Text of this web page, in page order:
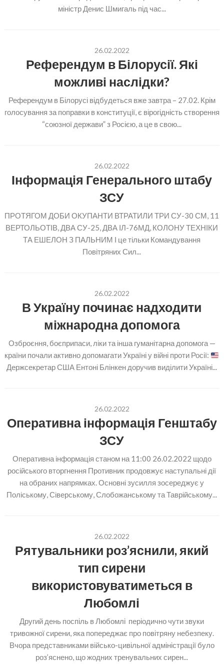
міністр Денис Шмигаль під час...
26.02.2022
Референдум в Білорусії. Які
можливі наслідки?
Референдум в Білорусі відбудеться вже завтра – 27.02. Крім
голосування за поправки в конституції, є вірогідність створення
“союзної держави” з Росією, а це в свою...
26.02.2022
Інформація Генерального штабу
ЗСУ
ПРОТЯГОМ ДОБИ ОКУПАНТИ ВТРАТИЛИ ТРИ СУ-30 СМ, 11
ВЕРТОЛЬОТІВ, ДВА СУ-25, ДВА ІЛ-76МД, КОЛОНУ ТЕХНІКИ
ТА ЕШЕЛОН З ПАЛЬНИМ І це тільки Командування
Повітряних Сил...
26.02.2022
В Україну починає надходити
міжнародна допомога
Озброєння, боєприпаси, ліки та інша гуманітарна допомога —
країни почали активно допомагати Україні у війні проти Росії:
Держсекретар США Ентоні Блінкен доручив виділити Україні...
26.02.2022
Оперативна інформація Генштабу
ЗСУ
Оперативна інформація станом на 11:00 26.02.2022 щодо
російського вторгнення Противник продовжує наступальні дії
на обраних напрямках. Основні зусилля зосереджує у
Поліському, Сіверському, Слобожанському та Таврійському...
26.02.2022
Рятувальники роз’яснили, який
тип сирени
використовуватиметься в
Любомлі
Другий день поспіль в Любомлі періодично чути звуки
тривожної сирени, яка попереджає про повітряну небезпеку.
Вчора представниками військо-цивільної адміністрації було
роз’яснено, що жодних тренувальних сирен...